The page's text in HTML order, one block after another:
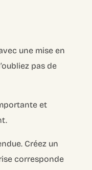
une mise en
pas de
et
Créez un
corresponde